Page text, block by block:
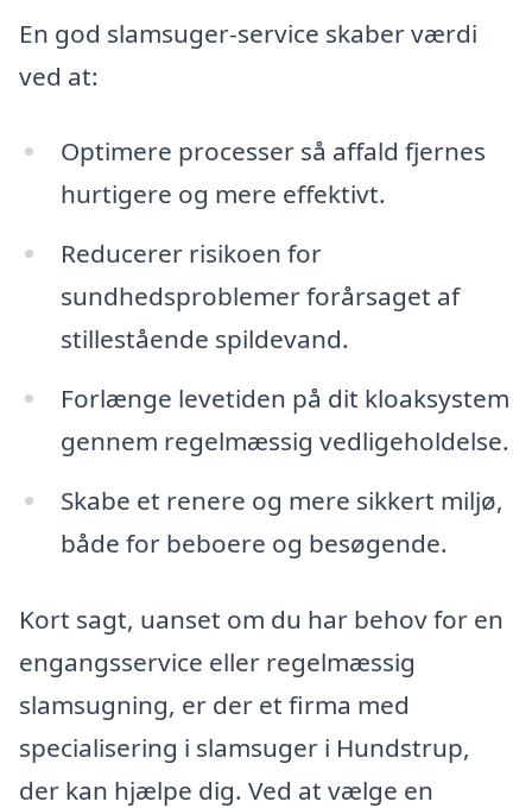
En god slamsuger-service skaber værdi
ved at:
Optimere processer så affald fjernes
hurtigere og mere effektivt.
Reducerer risikoen for
sundhedsproblemer forårsaget af
stillestående spildevand.
Forlænge levetiden på dit kloaksystem
gennem regelmæssig vedligeholdelse.
Skabe et renere og mere sikkert miljø,
både for beboere og besøgende.
Kort sagt, uanset om du har behov for en
engangsservice eller regelmæssig
slamsugning, er der et firma med
specialisering i slamsuger i Hundstrup,
der kan hjælpe dig. Ved at vælge en